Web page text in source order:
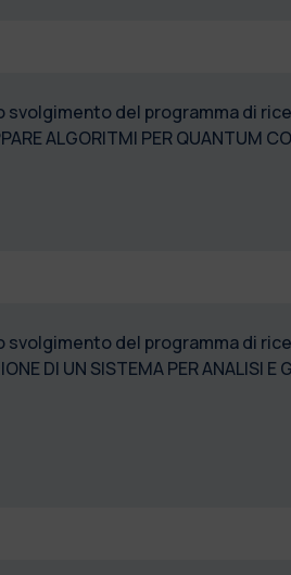
del programma di
ALGORITMI PER QUANTUM
del programma di
DI UN SISTEMA PER ANALISI E